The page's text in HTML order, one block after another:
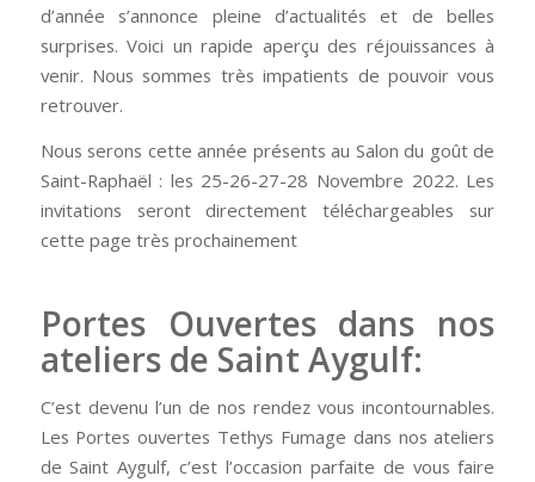
d’année s’annonce pleine d’actualités et de belles
surprises. Voici un rapide aperçu des réjouissances à
venir. Nous sommes très impatients de pouvoir vous
retrouver.
Nous serons cette année présents au Salon du goût de
Saint-Raphaël : les 25-26-27-28 Novembre 2022. Les
invitations seront directement téléchargeables sur
cette page très prochainement
Portes Ouvertes dans nos
ateliers de Saint Aygulf:
C’est devenu l’un de nos rendez vous incontournables.
Les Portes ouvertes Tethys Fumage dans nos ateliers
de Saint Aygulf, c’est l’occasion parfaite de vous faire